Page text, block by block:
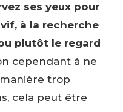
ses yeux pour
à la recherche
plutôt le regard
cependant à ne
trop
cela peut être